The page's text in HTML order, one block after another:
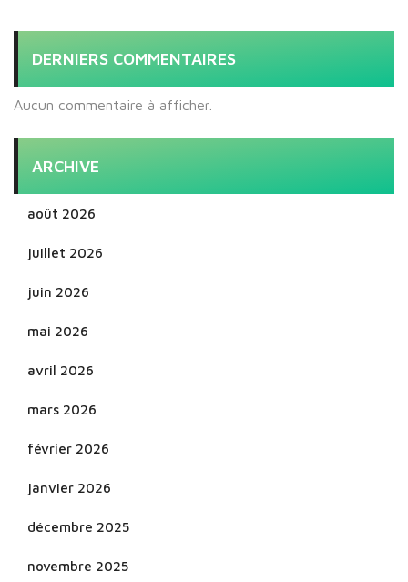
DERNIERS COMMENTAIRES
Aucun commentaire à afficher.
ARCHIVE
août 2026
juillet 2026
juin 2026
mai 2026
avril 2026
mars 2026
février 2026
janvier 2026
décembre 2025
novembre 2025